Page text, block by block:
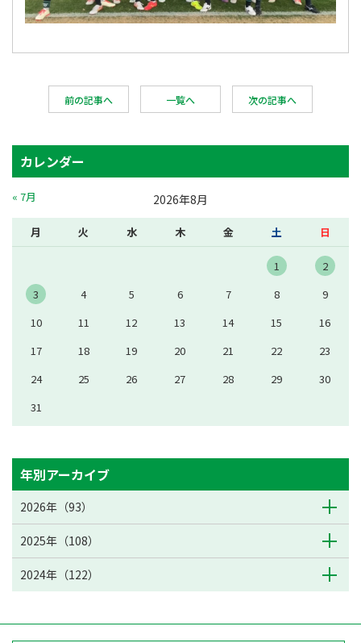
前の記事へ 一覧へ 次の記事へ
カレンダー
2026年8月
月 火 水 木 金 土 日
1
2
3
4 5 6 7 8
9
10
11 12 13 14 15
16
17
18 19 20 21 22
23
24
25 26 27 28 29
30
31
« 7月
年別アーカイブ
2026年（93）
2025年（108）
2024年（122）